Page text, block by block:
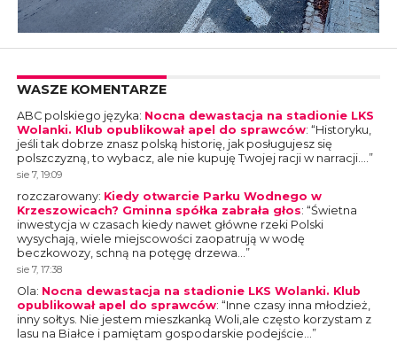
WASZE KOMENTARZE
ABC polskiego języka: Nocna dewastacja na stadionie LKS
Wolanki. Klub opublikował apel do sprawców: “Historyku,
jeśli tak dobrze znasz polską historię, jak posługujesz się
polszczyzną, to wybacz, ale nie kupuję Twojej racji w narracji.… ”
sie 7, 19:09
rozczarowany: Kiedy otwarcie Parku Wodnego w
Krzeszowicach? Gminna spółka zabrała głos: “Świetna
inwestycja w czasach kiedy nawet główne rzeki Polski
wysychają, wiele miejscowości zaopatrują w wodę
beczkowozy, schną na potęgę drzewa… ”
sie 7, 17:38
Ola: Nocna dewastacja na stadionie LKS Wolanki. Klub
opublikował apel do sprawców: “Inne czasy inna młodzież,
inny sołtys. Nie jestem mieszkanką Woli,ale często korzystam z
lasu na Białce i pamiętam gospodarskie podejście… ”